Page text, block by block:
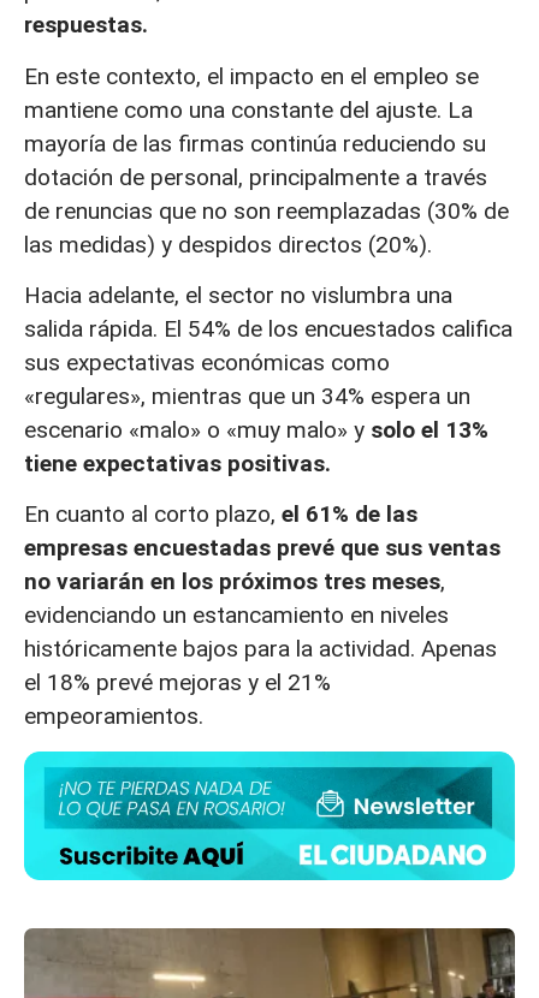
respuestas.
En este contexto, el impacto en el empleo se
mantiene como una constante del ajuste. La
mayoría de las firmas continúa reduciendo su
dotación de personal, principalmente a través
de renuncias que no son reemplazadas (30% de
las medidas) y despidos directos (20%).
Hacia adelante, el sector no vislumbra una
salida rápida. El 54% de los encuestados califica
sus expectativas económicas como
«regulares», mientras que un 34% espera un
escenario «malo» o «muy malo» y solo el 13%
tiene expectativas positivas.
En cuanto al corto plazo, el 61% de las
empresas encuestadas prevé que sus ventas
no variarán en los próximos tres meses,
evidenciando un estancamiento en niveles
históricamente bajos para la actividad. Apenas
el 18% prevé mejoras y el 21%
empeoramientos.